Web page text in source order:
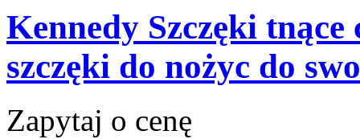
Kennedy Szczęki
szczęki do nożyc do
Zapytaj o cenę